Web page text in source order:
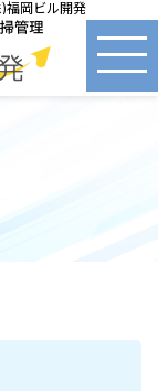
岡ビル開発